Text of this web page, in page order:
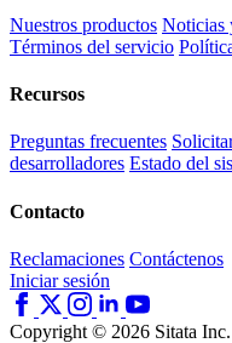
Nuestros productos Noticias
Términos del servicio
Recursos
Preguntas frecuentes
desarrolladores Estado del
Contacto
Reclamaciones Contáctenos
Iniciar sesión
Copyright © 2026 Sitata Inc.